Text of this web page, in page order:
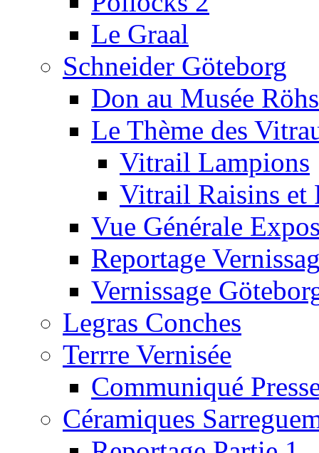
Le Graal
Schneider Göteborg
Don au Musée
Le Thème des
Vitrail Lampions
Vitrail Raisins et
Vue Générale
Reportage
Vernissage
Legras Conches
Terrre Vernisée
Communiqué
Céramiques